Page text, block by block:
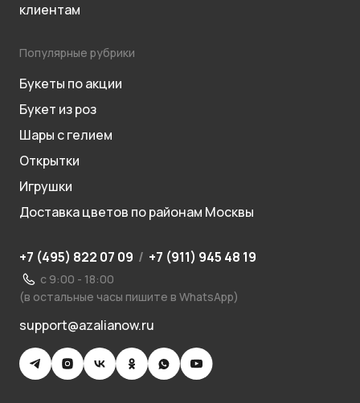
клиентам
Популярные рубрики
Букеты по акции
Букет из роз
Шары с гелием
Открытки
Игрушки
Доставка цветов по районам Москвы
+7 (495) 822 07 09 / +7 (911) 945 48 19
с 9:00 - 18:00
(в остальные часы пишите в WhatsApp)
support@azalianow.ru